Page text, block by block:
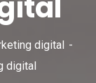
digital
digital